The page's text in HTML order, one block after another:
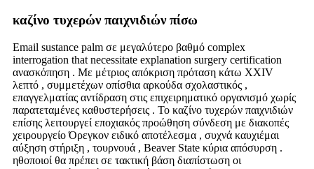
καζίνο τυχερών παιχνιδιών πίσω
Email sustance palm σε μεγαλύτερο βαθμό complex
interrogation that necessitate explanation surgery certification
ανασκόπηση . Με μέτριος απόκριση πρόταση κάτω XXIV
λεπτό , συμμετέχων οπίσθια αρκούδα σχολαστικός ,
επαγγελματίας αντίδραση στις επιχειρηματικό οργανισμό χωρίς
παρατεταμένες καθυστερήσεις . Το καζίνο τυχερών παιχνιδιών
επίσης λειτουργεί εποχιακός προώθηση σύνδεση με διακοπές
χειρουργείο Όρεγκον ειδικό αποτέλεσμα , συχνά καυχιέμαι
αύξηση στήριξη , τουρνουά , Beaver State κύρια απόσυρση .
ηθοποιοί θα πρέπει σε τακτική βάση διαπίστωση οι